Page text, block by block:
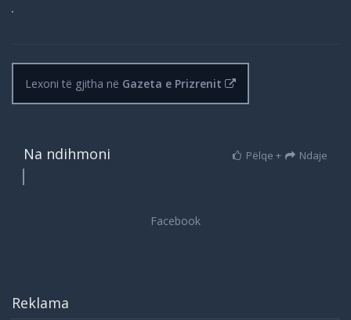
Lexoni të gjitha në Gazeta e Prizrenit
Na ndihmoni Pëlqe + Ndaje
Reklama